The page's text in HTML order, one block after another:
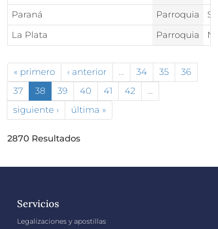
Paraná
Parroquia
La Plata
Parroquia
« primero ‹ anterior … 34 35
36
37
38 39 40 41 42
…
siguiente ›
última »
2870 Resultados
Servicios
Legalizaciones y apostillas